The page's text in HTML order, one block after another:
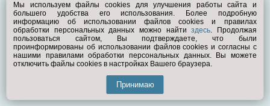
© Exist.ru 1998—2026
Мы используем файлы cookies для улучшения работы сайта и
большего удобства его использования. Более подробную
информацию об использовании файлов cookies и правилах
обработки персональных данных можно найтиздесь. Продолжая
пользоваться сайтом, Вы подтверждаете, что были
проинформированы об использовании файлов cookies и согласны с
нашими правилами обработки персональных данных. Вы можете
отключить файлы cookies в настройках Вашего браузера.
Принимаю